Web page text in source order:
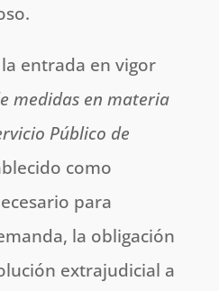
entrada en vigor
medidas en materia
Público de
como
para
la obligación
extrajudicial a